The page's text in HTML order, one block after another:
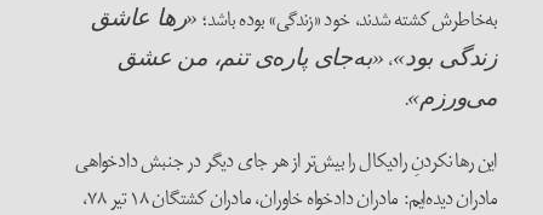
به‌خاطرش کشته شدند، خود «زندگی» بوده باشد؛ «رها عاشق
زندگی بود»، «به‌جای پاره‌ی تنم، من عشق
می‌ورزم».
این رها نکردنِ رادیکال را بیش‌تر از هر جای دیگر در جنبش دادخواهی
مادران دیده‌ایم: مادران دادخواه خاوران، مادران کشتگان ۱۸ تیر ۷۸،